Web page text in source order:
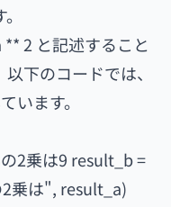
2 と記述すること
下のコードでは、
います。
2乗は9 result_b =
乗は", result_a)